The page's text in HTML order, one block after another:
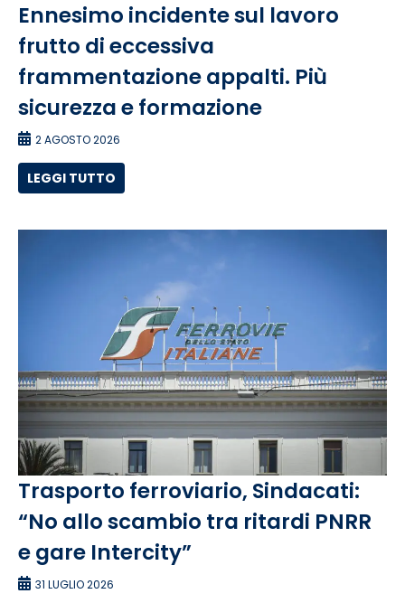
Ennesimo incidente sul lavoro
frutto di eccessiva
frammentazione appalti. Più
sicurezza e formazione
2 AGOSTO 2026
LEGGI TUTTO
Trasporto ferroviario, Sindacati:
“No allo scambio tra ritardi PNRR
e gare Intercity”
31 LUGLIO 2026